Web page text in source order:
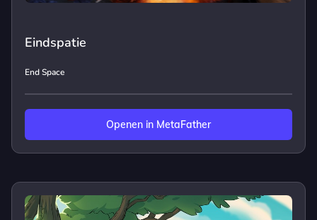
Eindspatie
End Space
Openen in MetaFather